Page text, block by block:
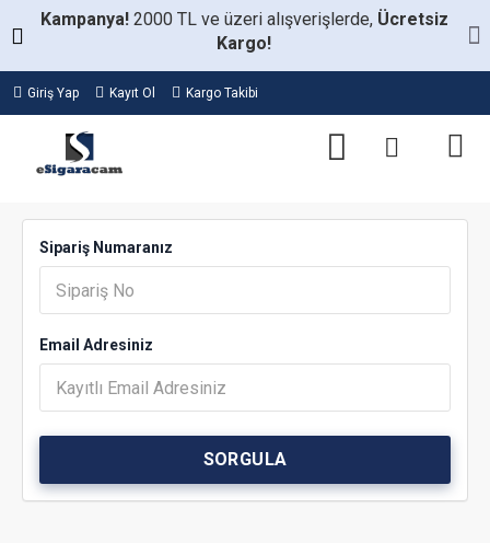
Kampanya! 2000 TL ve üzeri alışverişlerde, Ücretsiz
Kargo!
Giriş Yap Kayıt Ol Kargo Takibi
Sipariş Numaranız
Email Adresiniz
SORGULA